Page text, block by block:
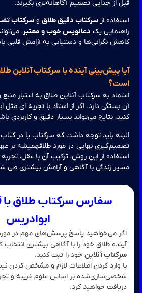
از جدایی تصمیم آگاهانه‌تری بگیرند.
ازسرکتاب دقیق طلاقوسرکتاب تضمینی
یکدعانویس خوب و معتبر، می‌تواند
نگرانی‌ها و دستیابی به آرامش قلبی باشد.
پیش‌بینی آینده با سرکتاب آنلاین طلاق
به سرکتاب آنلاین طلاق به اعتبار منبع و
دارد. اگر از استاد با تجربه ای مثل
نتایج می‌تواند بسیار دقیق و کاربردی باشد.
باید توجه داشت که سرکتاب یا در کتاب یک
نهایی در مورد طلاقهمیشه بر عهده
از این روش، ترکیب آن با عقل، تجربه و
زندگی با آگاهی و آرامش بیشتری طی شود.
سفارس سرکتاب طلاق با قرآن
ابوادریس
می‌خواهید پاسخ پرسش‌های مهم در مورد طلاق
طلاق خود را با آگاهی بیشتری انتخاب کنید،
آنلاینخود را ثبت کنید.
وارد کردن اطلاعات لازم و مشخص کردن نیت
بر اساس علوم غریبه و تجربه
خواهید کرد.